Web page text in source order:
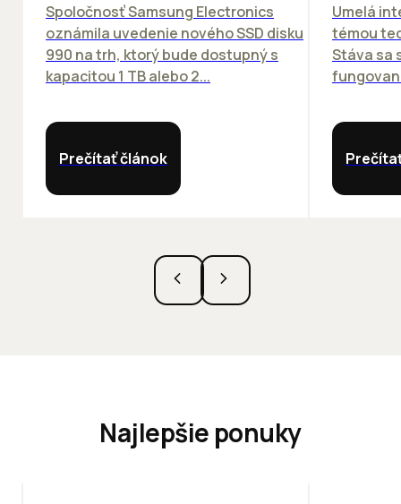
Spoločnosť Samsung Electronics
oznámila uvedenie nového SSD disku
990 na trh, ktorý bude dostupný s
kapacitou 1 TB alebo 2...
Prečítať článok
Umelá
témou
Stáva sa
Najlepšie ponuky